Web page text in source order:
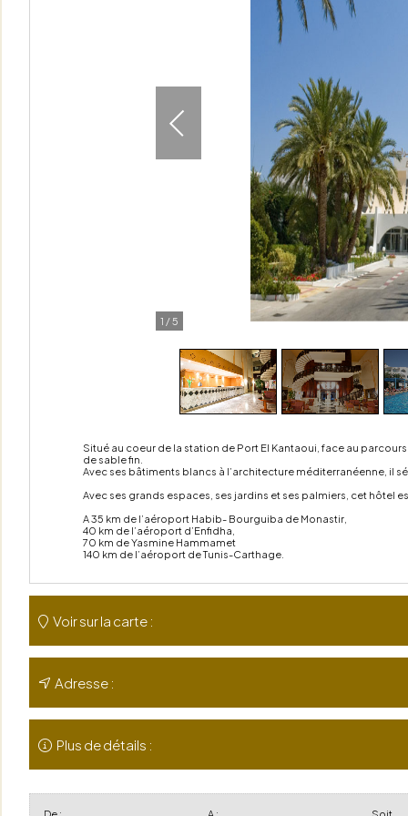
1 /5
Situé au coeur de la station de Port El Kantaoui, face au
de sable fin.
Avec ses bâtiments blancs à l’architecture méditerranéenne, il
Avec ses grands espaces, ses jardins et ses palmiers, cet hôtel
A 35 km de l’aéroport Habib- Bourguiba de Monastir,
40 km de l’aéroport d’Enfidha,
70 km de Yasmine Hammamet
140 km de l’aéroport de Tunis-Carthage.
Voir sur la carte :
Adresse :
Plus de détails :